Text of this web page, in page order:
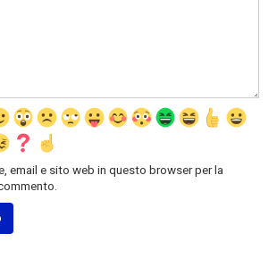
email e sito web in questo browser per la